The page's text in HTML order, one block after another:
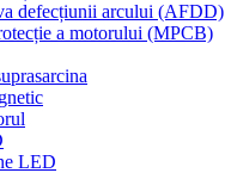
defecțiunii arcului (AFDD)
a motorului (MPCB)
LED